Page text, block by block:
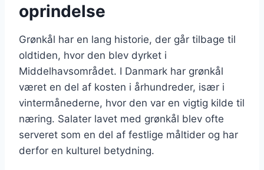
oprindelse
Grønkål har en lang historie, der går tilbage til
oldtiden, hvor den blev dyrket i
Middelhavsområdet. I Danmark har grønkål
været en del af kosten i århundreder, især i
vintermånederne, hvor den var en vigtig kilde til
næring. Salater lavet med grønkål blev ofte
serveret som en del af festlige måltider og har
derfor en kulturel betydning.